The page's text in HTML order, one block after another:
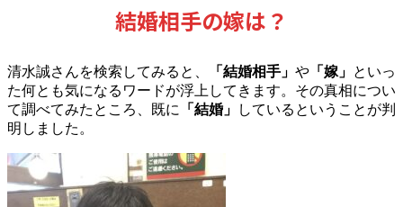
結婚相手の嫁は？
清水誠さんを検索してみると、 「結婚相手」 や 「嫁」 といっ
た何とも気になるワードが浮上してきます。その真相につい
て調べてみたところ、既に
「結婚」
しているということが判
明しました。